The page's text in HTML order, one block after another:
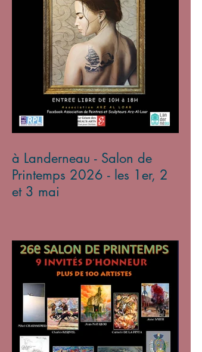
à Landerneau - Salon de
Printemps 2026 - les 1er, 2
et 3 mai